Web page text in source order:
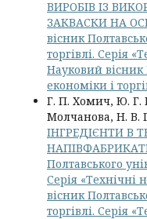
ВИРОБІВ ІЗ
ЗАКВАСКИ НА
вісник
торгівлі. Серія
Науковий вісник
економіки і
Г. П. Хомич, Ю. Г.
Молчанова, Н. В.
ІНГРЕДІЄНТИ В
Полтавського
Серія «Технічні
вісник
торгівлі. Серія